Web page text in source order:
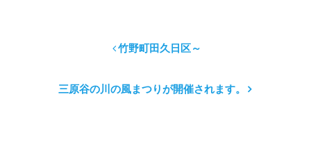
竹野町田久日区～
三原谷の川の風まつりが開催されます。